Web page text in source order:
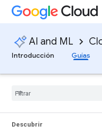
AI and ML
Introducción
Guías
Descubrir